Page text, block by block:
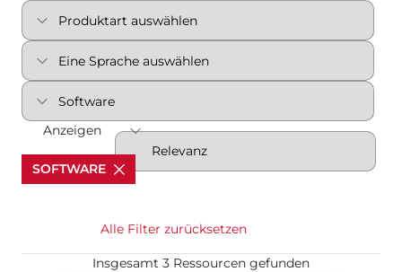
Anzeigen
SOFTWARE
Alle Filter zurücksetzen
Insgesamt 3 Ressourcen gefunden